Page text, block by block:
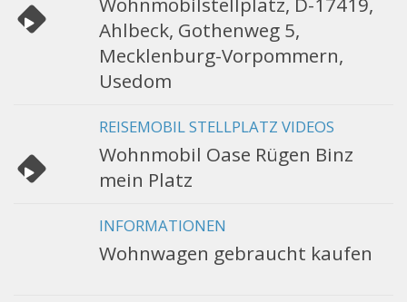
Ahlbeck, Gothenweg 5,
Mecklenburg-Vorpommern,
Usedom
REISEMOBIL STELLPLATZ VIDEOS
Wohnmobil Oase Rügen Binz
mein Platz
INFORMATIONEN
Wohnwagen gebraucht kaufen